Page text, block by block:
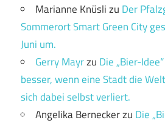
Marianne Knüslizu Der
Sommerort Smart Green City
Juni um.
Gerry Mayrzu Die „Bier-
besser, wenn eine Stadt die
sich dabei selbst verliert.
Angelika Berneckerzu Die